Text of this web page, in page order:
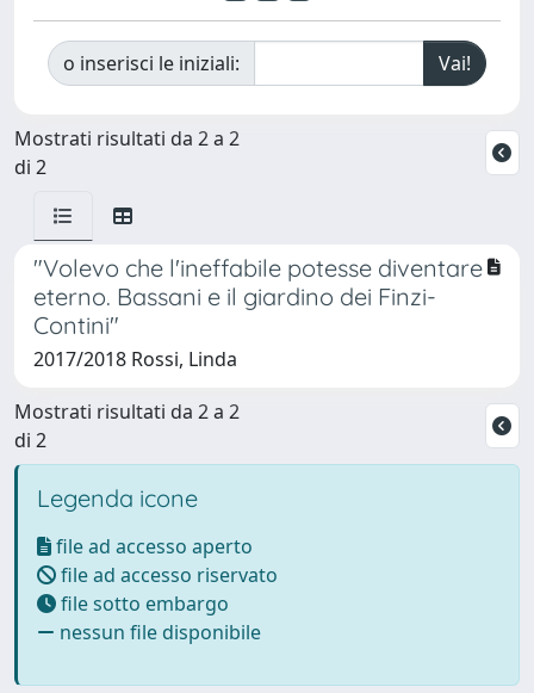
o inserisci le iniziali:
Mostrati risultati da 2 a 2
di 2
"Volevo che l'ineffabile potesse diventare
eterno. Bassani e il giardino dei Finzi-
Contini"
2017/2018 Rossi, Linda
Mostrati risultati da 2 a 2
di 2
Legenda icone
file ad accesso aperto
file ad accesso riservato
file sotto embargo
nessun file disponibile